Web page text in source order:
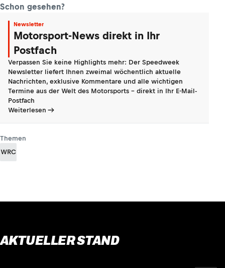
Schon gesehen?
Newsletter
Motorsport-News direkt in Ihr
Postfach
Verpassen Sie keine Highlights mehr: Der Speedweek
Newsletter liefert Ihnen zweimal wöchentlich aktuelle
Nachrichten, exklusive Kommentare und alle wichtigen
Termine aus der Welt des Motorsports - direkt in Ihr E-Mail-
Postfach
Weiterlesen
Themen
WRC
AKTUELLER STAND